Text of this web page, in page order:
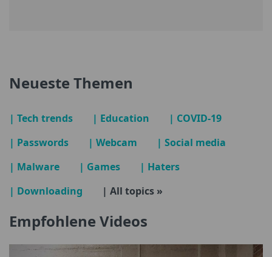
Neueste Themen
| Tech trends | Education
| COVID-19
| Passwords
| Webcam
| Social media
| Malware
| Games
| Haters
| Downloading
| All topics »
Empfohlene Videos